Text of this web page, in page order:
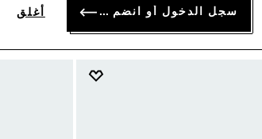
سجل الدخول أو انضم الآن أغلق